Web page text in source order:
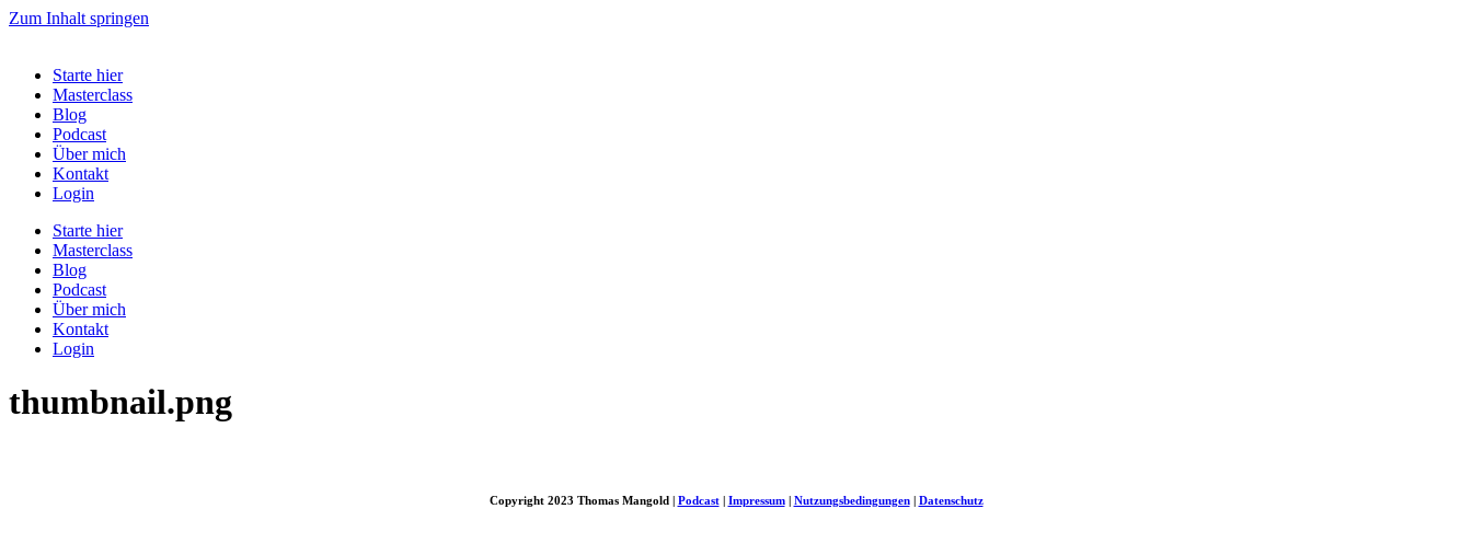
Zum Inhalt springen
Starte hier
Masterclass
Blog
Podcast
Über mich
Kontakt
Login
Starte hier
Masterclass
Blog
Podcast
Über mich
Kontakt
Login
thumbnail.png
Copyright 2023 Thomas Mangold | Podcast| Impressum| Nutzungsbedingungen| Datenschutz